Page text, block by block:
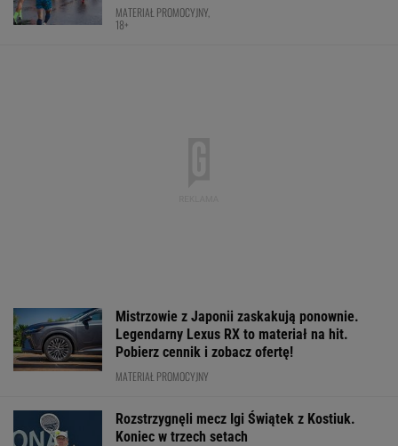
MATERIAŁ PROMOCYJNY,
18+
Mistrzowie z Japonii zaskakują ponownie.
Legendarny Lexus RX to materiał na hit.
Pobierz cennik i zobacz ofertę!
MATERIAŁ PROMOCYJNY
Rozstrzygnęli mecz Igi Świątek z Kostiuk.
Koniec w trzech setach